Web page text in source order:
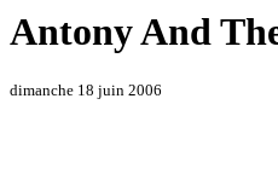
Antony And
dimanche 18 juin 2006